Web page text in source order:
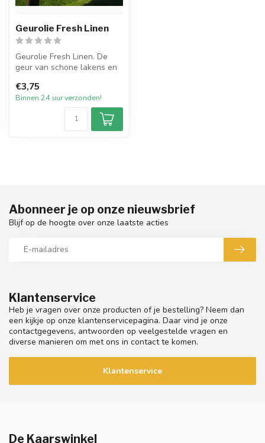
Geurolie Fresh Linen
Geurolie Fresh Linen. De
geur van schone lakens en
same...
€3,75
Binnen 24 uur verzonden!
Klantenservice
Heb je vragen over onze producten of je bestelling? Neem dan
een kijkje op onze klantenservicepagina. Daar vind je onze
contactgegevens, antwoorden op veelgestelde vragen en
diverse manieren om met ons in contact te komen.
Klantenservice
Abonneer je op onze nieuwsbrief
Blijf op de hoogte over onze laatste acties
De Kaarswinkel